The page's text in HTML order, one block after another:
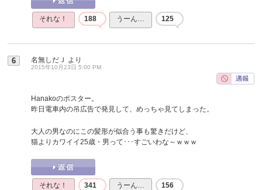
それな！ 188 うーん… 125
6 名無しだＪ より
2015年10月23日 5:00 PM
Hanakoのポスター。
昨日電車内の吊広告で発見して、めっちゃ見てしまった。
大人の男なのにこの髪形が似合う事も驚きだけど、
猫よりカワイイ25歳・男って･･･すごいわな～ｗｗｗ
それな！ 341 うーん… 156